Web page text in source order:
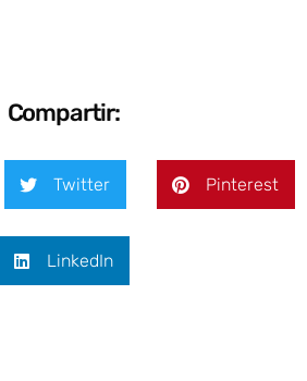
Compartir:
Twitter Pinterest
LinkedIn